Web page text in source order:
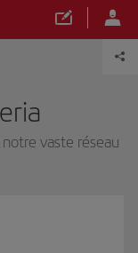
vaste réseau